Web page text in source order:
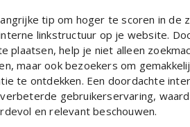
tip om hoger te scoren in de
linkstructuur op je website.
plaatsen, help je niet alleen
maar ook bezoekers om
te ontdekken. Een doordachte
gebruikerservaring,
en relevant beschouwen.